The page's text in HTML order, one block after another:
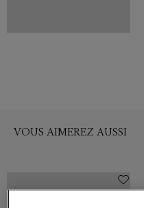
VOUS AIMEREZ AUSSI